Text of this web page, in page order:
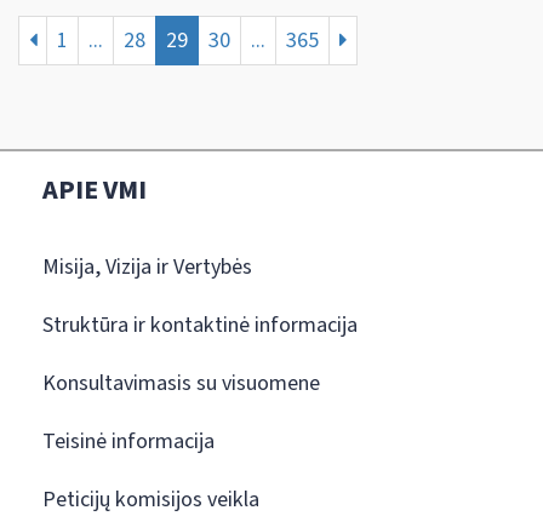
1 ... 28 29 30 ... 365
APIE VMI
Misija, Vizija ir Vertybės
Struktūra ir kontaktinė informacija
Konsultavimasis su visuomene
Teisinė informacija
Peticijų komisijos veikla